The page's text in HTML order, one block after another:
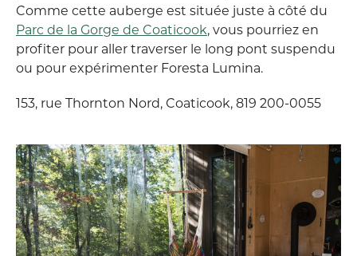
Comme cette auberge est située juste à côté du
Parc de la Gorge de Coaticook, vous pourriez en
profiter pour aller traverser le long pont suspendu
ou pour expérimenter Foresta Lumina.
153, rue Thornton Nord, Coaticook, 819 200-0055